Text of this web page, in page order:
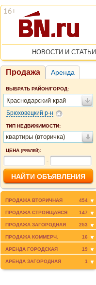
НОВОСТИ И СТАТЬИ
Продажа Аренда
ВЫБРАТЬ РАЙОН/ГОРОД:
Краснодарский край
Брюховецкий р-н
ТИП НЕДВИЖИМОСТИ:
квартиры (вторичка)
ЦЕНА (РУБЛЕЙ):
-
ПРОДАЖА ВТОРИЧНАЯ 454
ПРОДАЖА СТРОЯЩАЯСЯ 147
ПРОДАЖА ЗАГОРОДНАЯ 253
ПРОДАЖА КОММЕРЧ. 16
АРЕНДА ГОРОДСКАЯ 19
АРЕНДА ЗАГОРОДНАЯ 1